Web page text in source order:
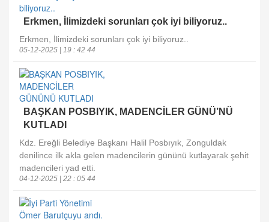
Erkmen, İlimizdeki sorunları çok iyi biliyoruz..
Erkmen, İlimizdeki sorunları çok iyi biliyoruz..
05-12-2025 | 19 : 42 44
BAŞKAN POSBIYIK, MADENCİLER GÜNÜ’NÜ
KUTLADI
Kdz. Ereğli Belediye Başkanı Halil Posbıyık, Zonguldak
denilince ilk akla gelen madencilerin gününü kutlayarak şehit
madencileri yad etti.
04-12-2025 | 22 : 05 44